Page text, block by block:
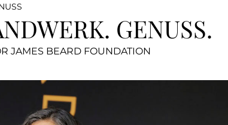
GENUSS.
JAMES BEARD FOUNDATION